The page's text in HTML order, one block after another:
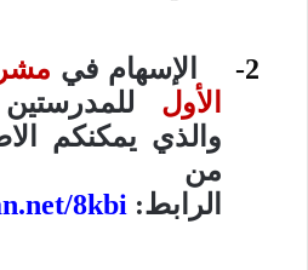
2- الإسهام في
الأول
والذي يمكنكم
من
الرابط: 8kbi